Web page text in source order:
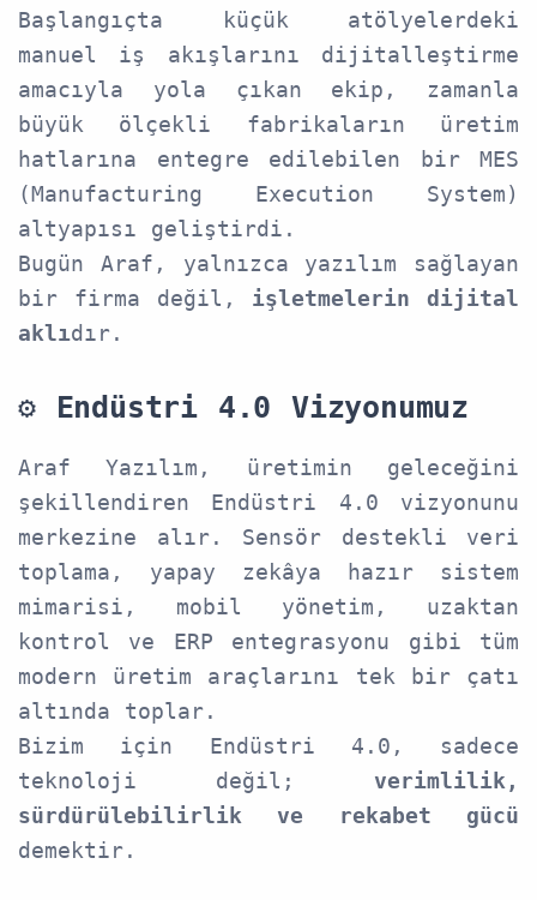
Başlangıçta küçük atölyelerdeki
manuel iş akışlarını dijitalleştirme
amacıyla yola çıkan ekip, zamanla
büyük ölçekli fabrikaların üretim
hatlarına entegre edilebilen bir MES
(Manufacturing Execution System)
altyapısı geliştirdi.
Bugün Araf, yalnızca yazılım sağlayan
bir firma değil, işletmelerin dijital
aklıdır.
⚙️ Endüstri 4.0 Vizyonumuz
Araf Yazılım, üretimin geleceğini
şekillendiren Endüstri 4.0 vizyonunu
merkezine alır. Sensör destekli veri
toplama, yapay zekâya hazır sistem
mimarisi, mobil yönetim, uzaktan
kontrol ve ERP entegrasyonu gibi tüm
modern üretim araçlarını tek bir çatı
altında toplar.
Bizim için Endüstri 4.0, sadece
teknoloji değil; verimlilik,
sürdürülebilirlik ve rekabet gücü
demektir.